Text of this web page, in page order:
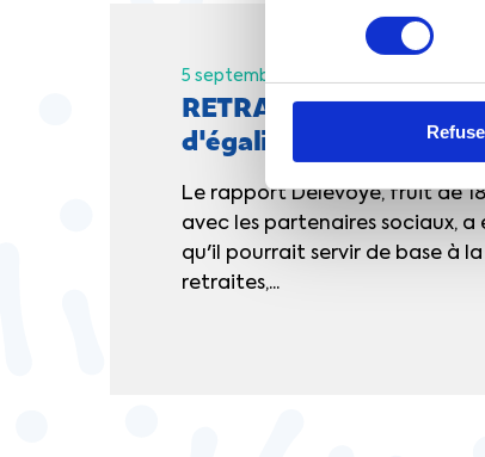
consentement
5 septembre |
RETRAITES : "Il doit y
d'égalité"
Le rapport Delevoye, fruit de
avec les partenaires sociaux, a
qu'il pourrait servir de base à
retraites,...